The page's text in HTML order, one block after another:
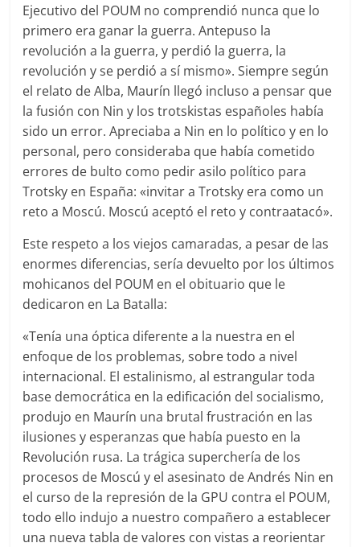
Ejecutivo del POUM no comprendió nunca que lo
primero era ganar la guerra. Antepuso la
revolución a la guerra, y perdió la guerra, la
revolución y se perdió a sí mismo». Siempre según
el relato de Alba, Maurín llegó incluso a pensar que
la fusión con Nin y los trotskistas españoles había
sido un error. Apreciaba a Nin en lo político y en lo
personal, pero consideraba que había cometido
errores de bulto como pedir asilo político para
Trotsky en España: «invitar a Trotsky era como un
reto a Moscú. Moscú aceptó el reto y contraatacó».
Este respeto a los viejos camaradas, a pesar de las
enormes diferencias, sería devuelto por los últimos
mohicanos del POUM en el obituario que le
dedicaron en La Batalla:
«Tenía una óptica diferente a la nuestra en el
enfoque de los problemas, sobre todo a nivel
internacional. El estalinismo, al estrangular toda
base democrática en la edificación del socialismo,
produjo en Maurín una brutal frustración en las
ilusiones y esperanzas que había puesto en la
Revolución rusa. La trágica superchería de los
procesos de Moscú y el asesinato de Andrés Nin en
el curso de la represión de la GPU contra el POUM,
todo ello indujo a nuestro compañero a establecer
una nueva tabla de valores con vistas a reorientar